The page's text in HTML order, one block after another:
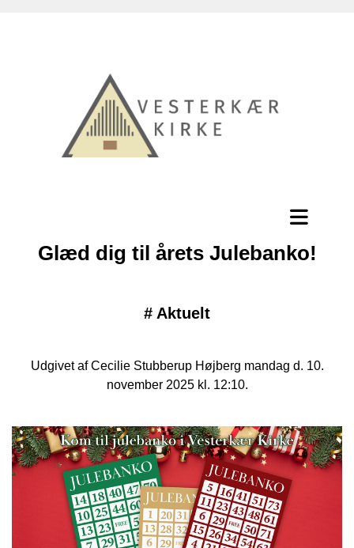
Glæd dig til årets Julebanko!
# Aktuelt
Udgivet af Cecilie Stubberup Højberg mandag d. 10.
november 2025 kl. 12:10.